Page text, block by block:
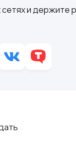
и держите